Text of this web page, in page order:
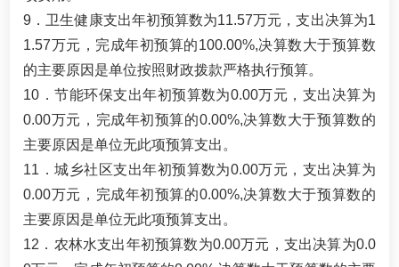
9．卫生健康支出年初预算数为11.57万元，支出决算为1
1.57万元，完成年初预算的100.00%,决算数大于预算数
的主要原因是单位按照财政拨款严格执行预算。
10．节能环保支出年初预算数为0.00万元，支出决算为
0.00万元，完成年初预算的0.00%,决算数大于预算数的
主要原因是单位无此项预算支出。
11．城乡社区支出年初预算数为0.00万元，支出决算为
0.00万元，完成年初预算的0.00%,决算数大于预算数的
主要原因是单位无此项预算支出。
12．农林水支出年初预算数为0.00万元，支出决算为0.0